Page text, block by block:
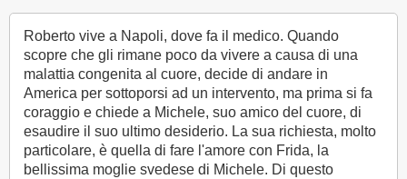
Roberto vive a Napoli, dove fa il medico. Quando
scopre che gli rimane poco da vivere a causa di una
malattia congenita al cuore, decide di andare in
America per sottoporsi ad un intervento, ma prima si fa
coraggio e chiede a Michele, suo amico del cuore, di
esaudire il suo ultimo desiderio. La sua richiesta, molto
particolare, è quella di fare l'amore con Frida, la
bellissima moglie svedese di Michele. Di questo